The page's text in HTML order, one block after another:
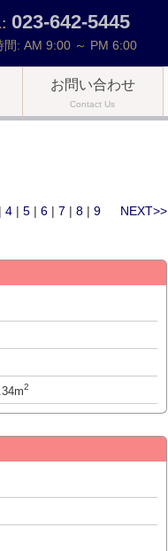
023-642-5445
間: AM 9:00 ～ PM 6:00
お問い合わせ
Contact Us
| 4 | 5 | 6 | 7 | 8 | 9 NEXT>>
2